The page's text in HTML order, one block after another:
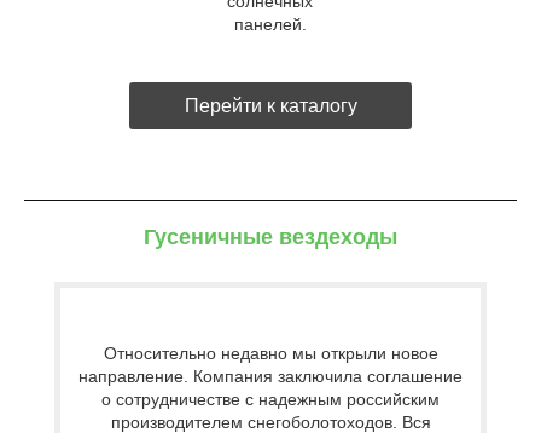
панелей.
Перейти к каталогу
Гусеничные вездеходы
Относительно недавно мы открыли новое
направление. Компания заключила соглашение
о сотрудничестве с надежным российским
производителем снегоболотоходов. Вся